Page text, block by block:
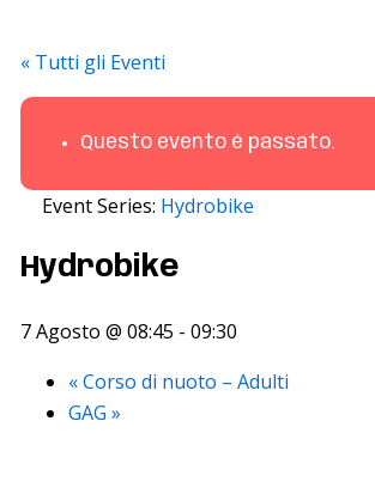
« Tutti gli Eventi
Questo evento è passato.
Event Series: Hydrobike
Hydrobike
7 Agosto @ 08:45 - 09:30
«Corso di nuoto – Adulti
GAG »